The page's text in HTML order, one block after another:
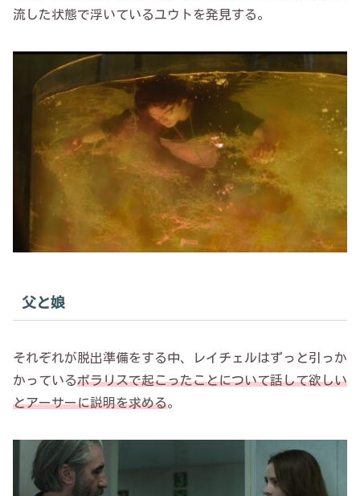
流した状態で浮いているユウトを発見する。
父と娘
それぞれが脱出準備をする中、レイチェルはずっと引っか
かっているポラリスで起こったことについて話して欲しい
とアーサーに説明を求める。